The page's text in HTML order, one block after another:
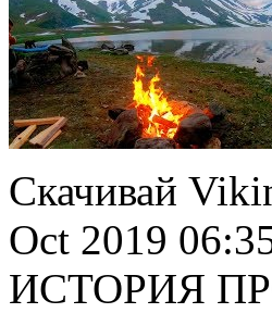
Скачивай
Oct 2019
ИСТОРИЯ